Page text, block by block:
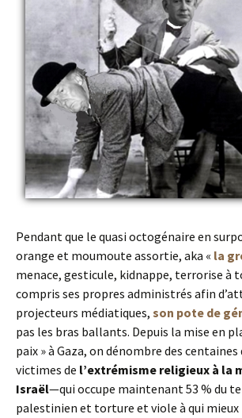
Pendant que le quasi octogénaire en
orange et moumoute assortie, aka « la
menace, gesticule, kidnappe, terrorise à
compris ses propres administrés afin
projecteurs médiatiques, son pote de
pas les bras ballants. Depuis la mise en
paix » à Gaza, on dénombre des
victimes de l’extrémisme religieux à la
Israël—qui occupe maintenant 53 % du
palestinien et torture et viole à qui mieux